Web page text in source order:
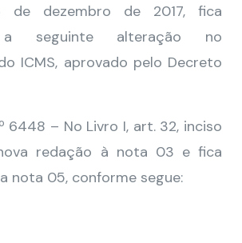
de dezembro de 2017, fica
a seguinte alteração no
ICMS, aprovado pelo Decreto
6448 – No Livro I, art. 32, inciso
redação à nota 03 e fica
nota 05, conforme segue: